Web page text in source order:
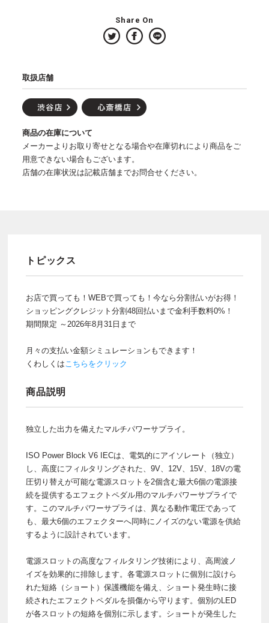
Share On
取扱店舗
商品の在庫について
メーカーよりお取り寄せとなる場合や在庫切れにより商品をご
用意できない場合もございます。
店舗の在庫状況は記載店舗までお問合せください。
トピックス
お店で買っても！WEBで買っても！今なら分割払いがお得！
ショッピングクレジット分割48回払いまで金利手数料0%！
期間限定 ～2026年8月31日まで
月々の支払い金額シミュレーションもできます！
くわしくはこちらをクリック
商品説明
独立した出力を備えたマルチパワーサプライ。
ISO Power Block V6 IECは、電気的にアイソレート（独立）
し、高度にフィルタリングされた、9V、12V、15V、18Vの電
圧切り替えが可能な電源スロットを2個含む最大6個の電源接
続を提供するエフェクトペダル用のマルチパワーサプライで
す。このマルチパワーサプライは、異なる動作電圧であって
も、最大6個のエフェクターへ同時にノイズのない電源を供給
するように設計されています。
電源スロットの高度なフィルタリング技術により、高周波ノ
イズを効果的に排除します。各電源スロットに個別に設けら
れた短絡（ショート）保護機能を備え、ショート発生時に接
続されたエフェクトペダルを損傷から守ります。個別のLED
が各スロットの短絡を個別に示します。ショートが発生した